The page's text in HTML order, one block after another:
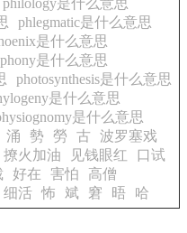
philology是什么意思
phlegmatic是什么意思
是什么意思
phony是什么意思
photosynthesis是什么意思
是什么意思
是什么意思
涌 勢 勞 古 波罗塞戏
撩火加油 见钱眼红
口试
好在 害怕
高僧
细活 怖 斌 窘 晤 哈